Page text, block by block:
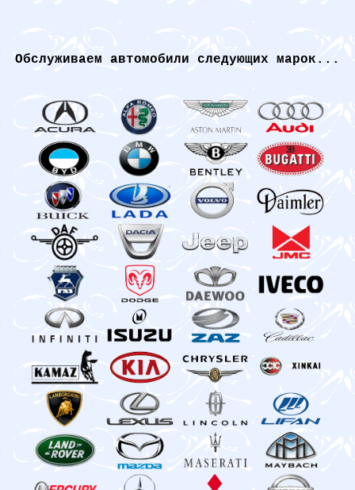
Обслуживаем автомобили следующих марок...